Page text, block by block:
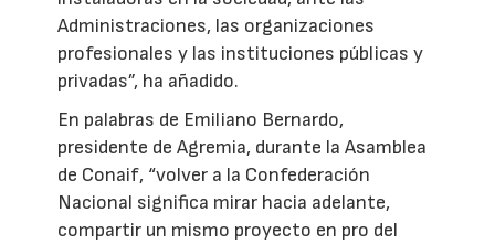
Administraciones, las organizaciones
profesionales y las instituciones públicas y
privadas”, ha añadido.
En palabras de Emiliano Bernardo,
presidente de Agremia, durante la Asamblea
de Conaif, “volver a la Confederación
Nacional significa mirar hacia adelante,
compartir un mismo proyecto en pro del